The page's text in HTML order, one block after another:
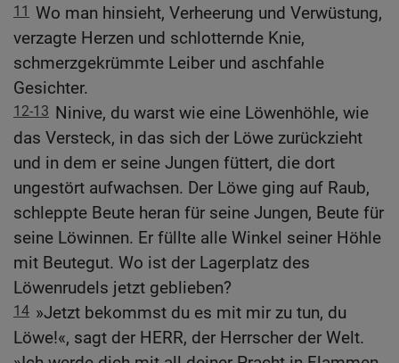
11 Wo man hinsieht, Verheerung und Verwüstung,
verzagte Herzen und schlotternde Knie,
schmerzgekrümmte Leiber und aschfahle
Gesichter.
12-13 Ninive, du warst wie eine Löwenhöhle, wie
das Versteck, in das sich der Löwe zurückzieht
und in dem er seine Jungen füttert, die dort
ungestört aufwachsen. Der Löwe ging auf Raub,
schleppte Beute heran für seine Jungen, Beute für
seine Löwinnen. Er füllte alle Winkel seiner Höhle
mit Beutegut. Wo ist der Lagerplatz des
Löwenrudels jetzt geblieben?
14 »Jetzt bekommst du es mit mir zu tun, du
Löwe!«, sagt der HERR, der Herrscher der Welt.